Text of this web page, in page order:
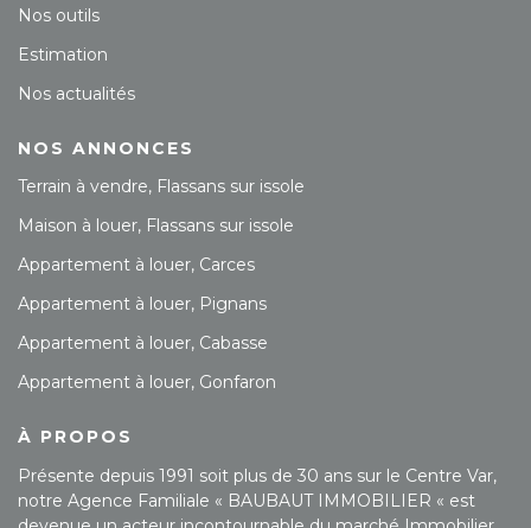
Nos outils
Estimation
Nos actualités
NOS ANNONCES
Terrain à vendre, Flassans sur issole
Maison à louer, Flassans sur issole
Appartement à louer, Carces
Appartement à louer, Pignans
Appartement à louer, Cabasse
Appartement à louer, Gonfaron
À PROPOS
Présente depuis 1991 soit plus de 30 ans sur le Centre Var,
notre Agence Familiale « BAUBAUT IMMOBILIER « est